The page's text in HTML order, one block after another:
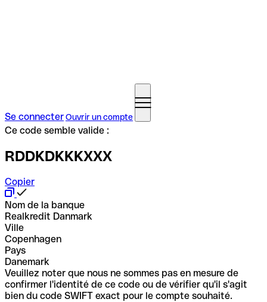
Se connecterOuvrir un compte
Ce code semble valide :
RDDKDKKKXXX
Copier
Nom de la banque
Realkredit Danmark
Ville
Copenhagen
Pays
Danemark
Veuillez noter que nous ne sommes pas en mesure de
confirmer l'identité de ce code ou de vérifier qu'il s'agit
bien du code SWIFT exact pour le compte souhaité.